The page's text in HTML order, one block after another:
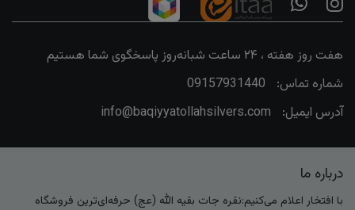
هفت روز هفته ، ۲۴ ساعت شبانه‌روز پاسخگوی شما هستیم
شماره تماس:
09157931440
آدرس ایمیل:
info@baqiyyatollahsilvers.com
درباره ما
با افتخار اعلام می‌کنیم:نقره جات بقیه الله (عج) حرفه‌ای‌ترین فروشگاه